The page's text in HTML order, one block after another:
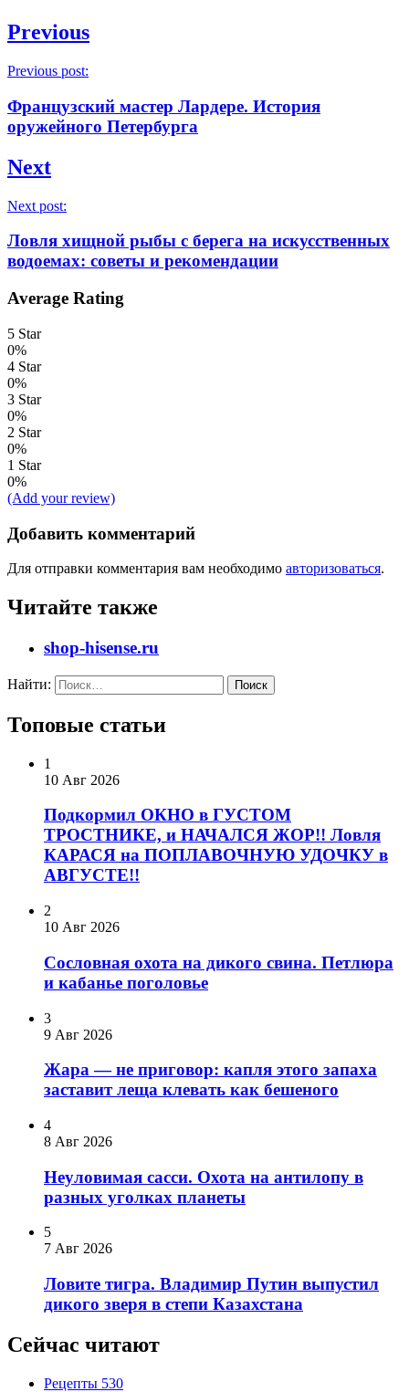
Previous
Previous post:
Французский мастер Лардере. История
оружейного Петербурга
Next
Next post:
Ловля хищной рыбы с берега на искусственных
водоемах: советы и рекомендации
Average Rating
5 Star
0%
4 Star
0%
3 Star
0%
2 Star
0%
1 Star
0%
(Add your review)
Добавить комментарий
Для отправки комментария вам необходимо авторизоваться.
Читайте также
shop-hisense.ru
Найти:
Топовые статьи
1
10 Авг 2026
Подкормил ОКНО в ГУСТОМ
ТРОСТНИКЕ, и НАЧАЛСЯ ЖОР!! Ловля
КАРАСЯ на ПОПЛАВОЧНУЮ УДОЧКУ в
АВГУСТЕ!!
2
10 Авг 2026
Сословная охота на дикого свина. Петлюра
и кабанье поголовье
3
9 Авг 2026
Жара — не приговор: капля этого запаха
заставит леща клевать как бешеного
4
8 Авг 2026
Неуловимая сасси. Охота на антилопу в
разных уголках планеты
5
7 Авг 2026
Ловите тигра. Владимир Путин выпустил
дикого зверя в степи Казахстана
Сейчас читают
Рецепты 530